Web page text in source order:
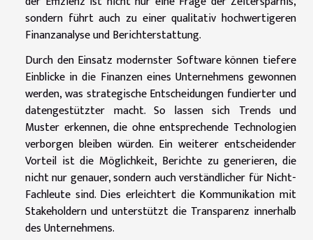
sondern führt auch zu einer qualitativ hochwertigeren
Finanzanalyse und Berichterstattung.
Durch den Einsatz modernster Software können tiefere
Einblicke in die Finanzen eines Unternehmens gewonnen
werden, was strategische Entscheidungen fundierter und
datengestützter macht. So lassen sich Trends und
Muster erkennen, die ohne entsprechende Technologien
verborgen bleiben würden. Ein weiterer entscheidender
Vorteil ist die Möglichkeit, Berichte zu generieren, die
nicht nur genauer, sondern auch verständlicher für Nicht-
Fachleute sind. Dies erleichtert die Kommunikation mit
Stakeholdern und unterstützt die Transparenz innerhalb
des Unternehmens.